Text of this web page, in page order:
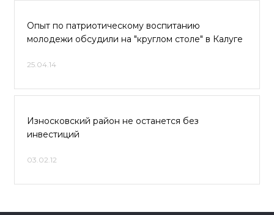
Опыт по патриотическому воспитанию
молодежи обсудили на "круглом столе" в Калуге
25.04.14
Износковский район не останется без
инвестиций
03.02.12